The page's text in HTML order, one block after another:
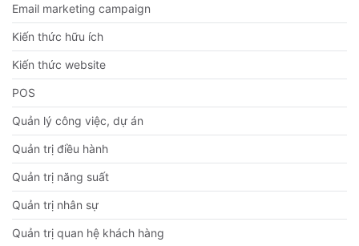
Email marketing campaign
Kiến thức hữu ích
Kiến thức website
POS
Quản lý công việc, dự án
Quản trị điều hành
Quản trị năng suất
Quản trị nhân sự
Quản trị quan hệ khách hàng